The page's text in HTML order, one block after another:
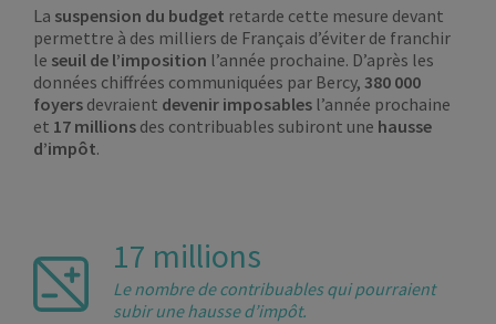
La suspension du budget retarde cette mesure devant
permettre à des milliers de Français d’éviter de franchir
le seuil de l’imposition l’année prochaine. D’après les
données chiffrées communiquées par Bercy, 380 000
foyers devraient devenir imposables l’année prochaine
et 17 millions des contribuables subiront une hausse
d’impôt.
17 millions
Le nombre de contribuables qui pourraient
subir une hausse d’impôt.